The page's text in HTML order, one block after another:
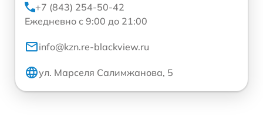
+7 (843) 254-50-42
Ежедневно с 9:00 до 21:00
info@kzn.re-blackview.ru
ул. Марселя Салимжанова, 5